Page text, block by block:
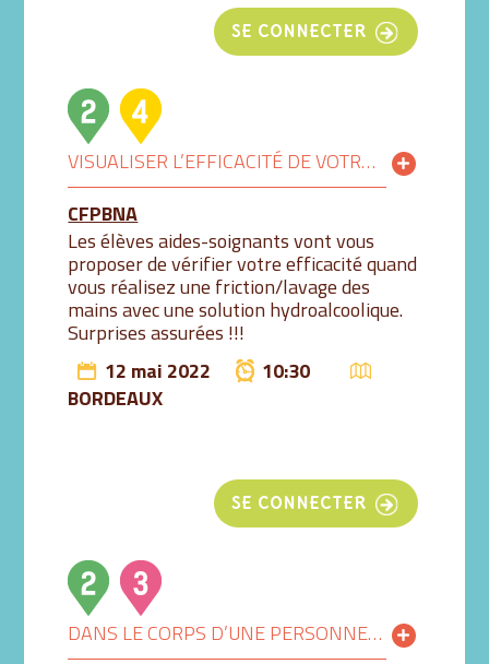
SE CONNECTER
VISUALISER L’EFFICACITÉ DE VOTRE LAVAGE DES MAINS AU GEL HYDROALCOOLIQUE GRÂCE À LA LUMIÈRE BLEUE 10H30-11H
CFPBNA
Les élèves aides-soignants vont vous
proposer de vérifier votre efficacité quand
vous réalisez une friction/lavage des
mains avec une solution hydroalcoolique.
Surprises assurées !!!
12 mai 2022
10:30
BORDEAUX
SE CONNECTER
DANS LE CORPS D’UNE PERSONNE ÂGÉE AVEC NOTRE SIMULATEUR DE VIEILLESSE 11H-12H